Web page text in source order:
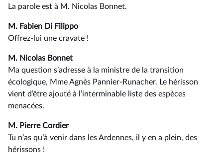
La parole est à M. Nicolas Bonnet.
M. Fabien Di Filippo
Offrez-lui une cravate !
M. Nicolas Bonnet
Ma question s’adresse à la ministre de la transition
écologique, Mme Agnès Pannier-Runacher. Le hérisson
vient d’être ajouté à l’interminable liste des espèces
menacées.
M. Pierre Cordier
Tu n’as qu’à venir dans les Ardennes, il y en a plein, des
hérissons !